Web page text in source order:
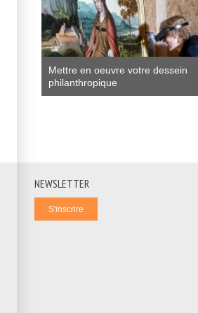
Mettre en oeuvre votre dessein
philanthropique
NEWSLETTER